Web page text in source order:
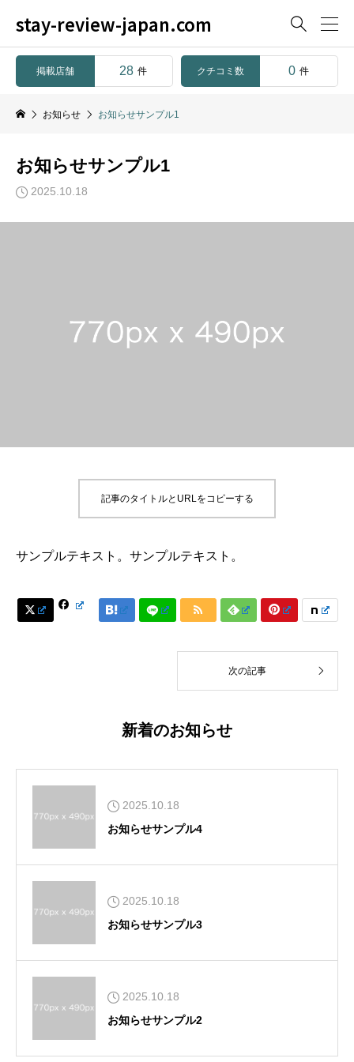
stay-review-japan.com 
掲載店舗 28 件 クチコミ数 0 件
お知らせ お知らせサンプル1
お知らせサンプル1
2025.10.18
記事のタイトルとURLをコピーする
サンプルテキスト。サンプルテキスト。
     
次の記事
新着のお知らせ
2025.10.18
お知らせサンプル4
2025.10.18
お知らせサンプル3
2025.10.18
お知らせサンプル2